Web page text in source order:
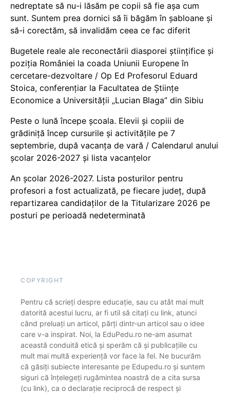
nedreptate să nu-i lăsăm pe copii să fie așa cum
sunt. Suntem prea dornici să îi băgăm în șabloane și
să-i corectăm, să invalidăm ceea ce fac diferit
Bugetele reale ale reconectării diasporei științifice și
poziția României la coada Uniunii Europene în
cercetare-dezvoltare / Op Ed Profesorul Eduard
Stoica, conferențiar la Facultatea de Științe
Economice a Universității „Lucian Blaga” din Sibiu
Peste o lună începe școala. Elevii și copiii de
grădiniță încep cursurile și activitățile pe 7
septembrie, după vacanța de vară / Calendarul anului
școlar 2026-2027 și lista vacanțelor
An școlar 2026-2027. Lista posturilor pentru
profesori a fost actualizată, pe fiecare județ, după
repartizarea candidaților de la Titularizare 2026 pe
posturi pe perioadă nedeterminată
COPYRIGHT
Pentru că scrieți despre educație, sau cu atât mai mult
datorită acestui lucru, ar fi util să citați cu link, atunci
când preluați un articol, părți dintr-un articol sau o idee
care v-a inspirat. Noi, la EduPedu.ro ne-am asumat
această conduită etică și sperăm că și publicațiile cu
mult mai multă experiență vor face la fel. Ne bucurăm
că găsiți subiecte interesante pe Edupedu.ro și suntem
siguri că înțelegeți rugămintea noastră de a cita sursa
(cu link), ca o declarație reciprocă de respect și